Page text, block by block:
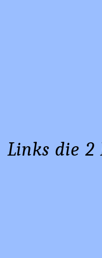
Links die 2